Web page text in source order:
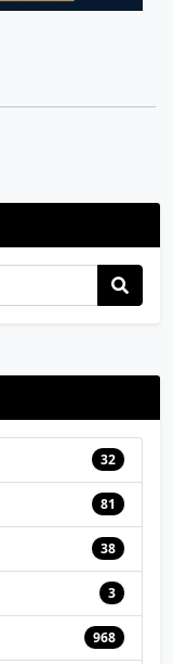
32
81
38
3
968